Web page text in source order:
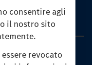
consentire agli
il nostro sito
revocato